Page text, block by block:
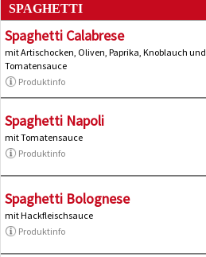
SPAGHETTI
Spaghetti Calabrese
mit Artischocken, Oliven, Paprika, Knoblauch und
Tomatensauce
Produktinfo
Spaghetti Napoli
mit Tomatensauce
Produktinfo
Spaghetti Bolognese
mit Hackfleischsauce
Produktinfo